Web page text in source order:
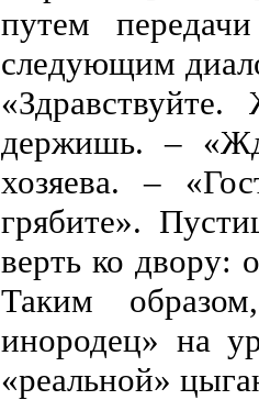
путем
следующим
держишь. –
хозяева. –
грябите».
верть ко двору:
Таким
инородец» на
«реальной»